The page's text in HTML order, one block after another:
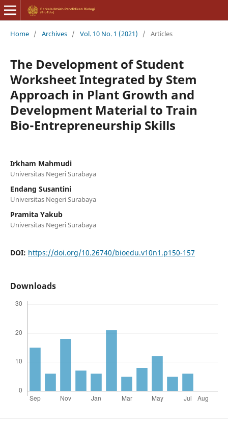
Home / Archives / Vol. 10 No. 1 (2021) / Articles
The Development of Student
Worksheet Integrated by Stem
Approach in Plant Growth and
Development Material to Train
Bio-Entrepreneurship Skills
Irkham Mahmudi
Universitas Negeri Surabaya
Endang Susantini
Universitas Negeri Surabaya
Pramita Yakub
Universitas Negeri Surabaya
DOI: https://doi.org/10.26740/bioedu.v10n1.p150-157
Downloads